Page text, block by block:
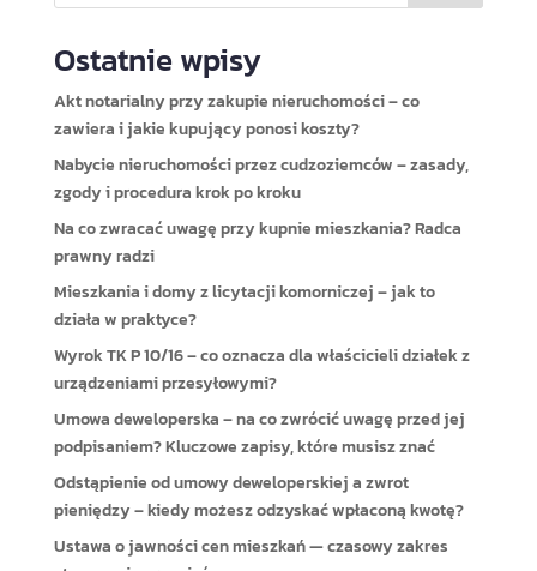
Ostatnie wpisy
Akt notarialny przy zakupie nieruchomości – co
zawiera i jakie kupujący ponosi koszty?
Nabycie nieruchomości przez cudzoziemców – zasady,
zgody i procedura krok po kroku
Na co zwracać uwagę przy kupnie mieszkania? Radca
prawny radzi
Mieszkania i domy z licytacji komorniczej – jak to
działa w praktyce?
Wyrok TK P 10/16 – co oznacza dla właścicieli działek z
urządzeniami przesyłowymi?
Umowa deweloperska – na co zwrócić uwagę przed jej
podpisaniem? Kluczowe zapisy, które musisz znać
Odstąpienie od umowy deweloperskiej a zwrot
pieniędzy – kiedy możesz odzyskać wpłaconą kwotę?
Ustawa o jawności cen mieszkań — czasowy zakres